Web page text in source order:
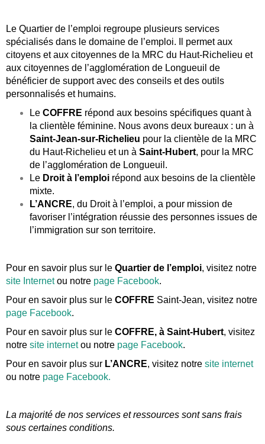
Le Quartier de l’emploi regroupe plusieurs services
spécialisés dans le domaine de l’emploi. Il permet aux
citoyens et aux citoyennes de la MRC du Haut-Richelieu et
aux citoyennes de l’agglomération de Longueuil de
bénéficier de support avec des conseils et des outils
personnalisés et humains.
Le COFFRE répond aux besoins spécifiques quant à
la clientèle féminine. Nous avons deux bureaux : un à
Saint-Jean-sur-Richelieu pour la clientèle de la MRC
du Haut-Richelieu et un à Saint-Hubert, pour la MRC
de l’agglomération de Longueuil.
Le Droit à l’emploi répond aux besoins de la clientèle
mixte.
L’ANCRE, du Droit à l’emploi, a pour mission de
favoriser l’intégration réussie des personnes issues de
l’immigration sur son territoire.
Pour en savoir plus sur le Quartier de l’emploi, visitez notre
site Internetou notre page Facebook.
Pour en savoir plus sur le COFFRE Saint-Jean, visitez notre
page Facebook.
Pour en savoir plus sur le COFFRE, à Saint-Hubert, visitez
notre site internetou notre page Facebook.
Pour en savoir plus sur L’ANCRE, visitez notre site internet
ou notre page Facebook.
La majorité de nos services et ressources sont sans frais
sous certaines conditions.